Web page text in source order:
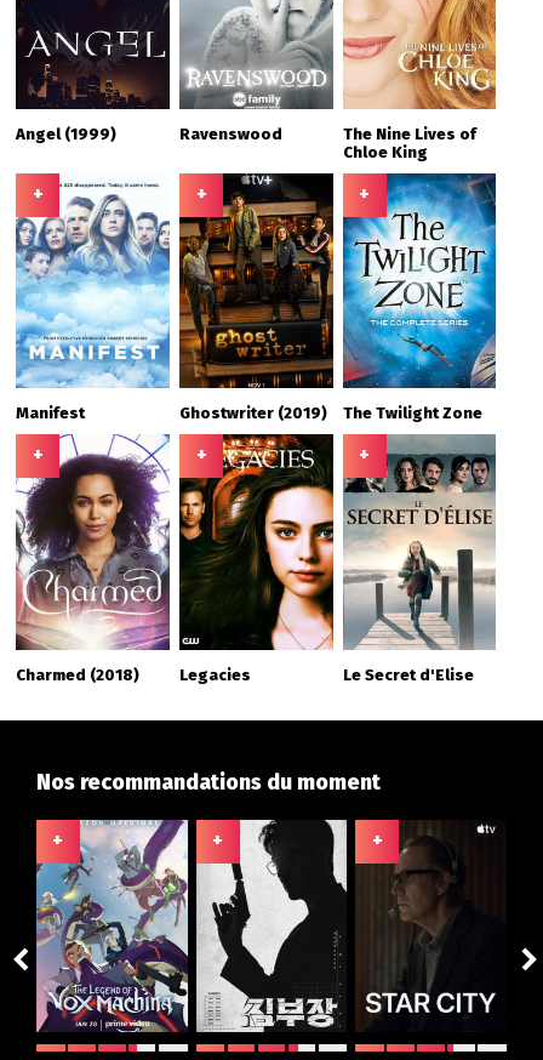
Angel (1999) Ravenswood
The Nine Lives of
Chloe King
+
Manifest
+
Ghostwriter (2019)
+
The Twilight Zone
+
Charmed (2018)
+
Legacies
+
Le Secret d'Elise
Nos recommandations du moment
+ + +